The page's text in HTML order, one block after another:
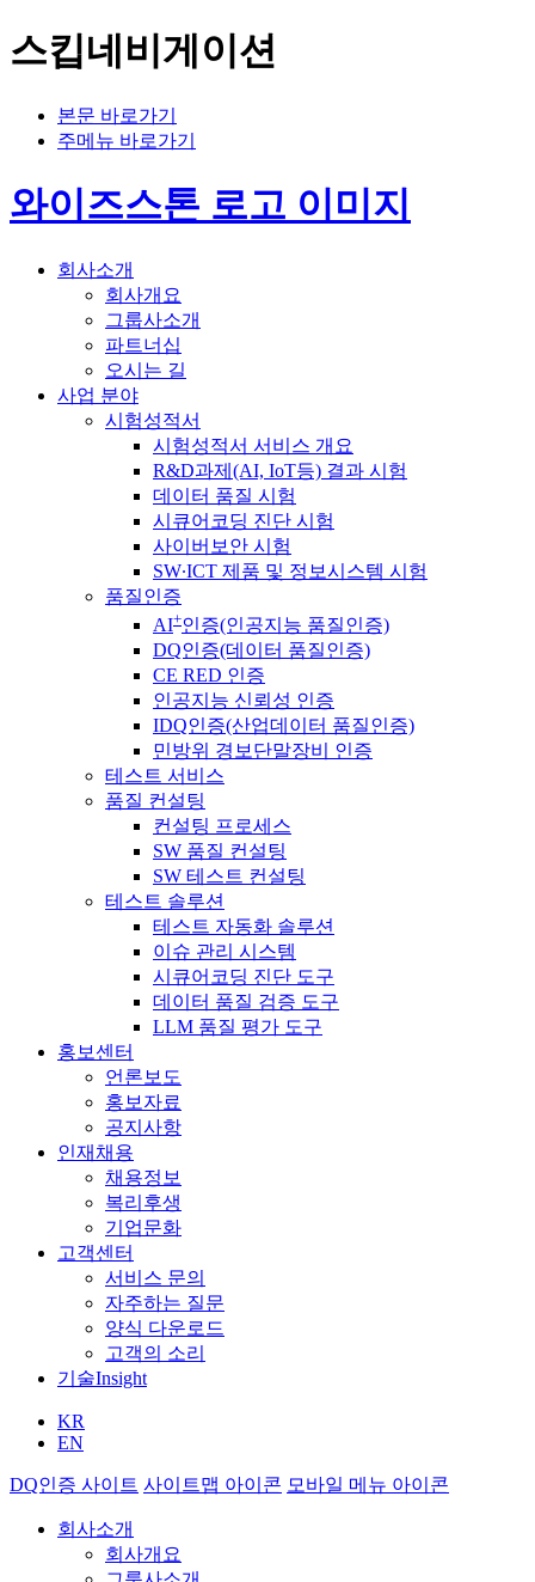
스킵네비게이션
본문 바로가기
주메뉴 바로가기
와이즈스톤 로고 이미지
회사소개
회사개요
그룹사소개
파트너십
오시는 길
사업 분야
시험성적서
시험성적서 서비스 개요
R&D과제(AI, IoT등) 결과 시험
데이터 품질 시험
시큐어코딩 진단 시험
사이버보안 시험
SW∙ICT 제품 및 정보시스템 시험
품질인증
AI+인증(인공지능 품질인증)
DQ인증(데이터 품질인증)
CE RED 인증
인공지능 신뢰성 인증
IDQ인증(산업데이터 품질인증)
민방위 경보단말장비 인증
테스트 서비스
품질 컨설팅
컨설팅 프로세스
SW 품질 컨설팅
SW 테스트 컨설팅
테스트 솔루션
테스트 자동화 솔루션
이슈 관리 시스템
시큐어코딩 진단 도구
데이터 품질 검증 도구
LLM 품질 평가 도구
홍보센터
언론보도
홍보자료
공지사항
인재채용
채용정보
복리후생
기업문화
고객센터
서비스 문의
자주하는 질문
양식 다운로드
고객의 소리
기술Insight
KR
EN
DQ인증 사이트 사이트맵 아이콘 모바일 메뉴 아이콘
회사소개
회사개요